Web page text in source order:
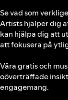
Se vad som
Artists hjälper dig
kan hjälpa dig att
att fokusera på
Våra gratis och
oöverträffade
engagemang.